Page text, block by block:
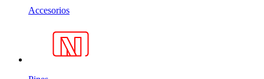
Accesorios